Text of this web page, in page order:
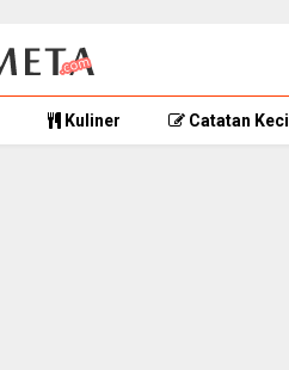
Kuliner Catatan Kecil